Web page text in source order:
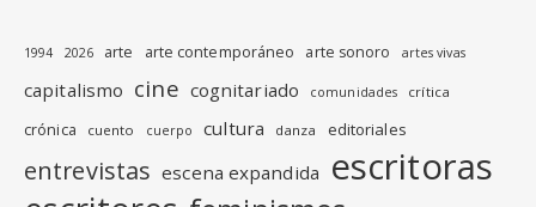
1994 2026 arte arte contemporáneo arte sonoro artes vivas
capitalismo cine cognitariado comunidades crítica
crónica cuento cuerpo cultura danza editoriales
entrevistas escena expandida escritoras